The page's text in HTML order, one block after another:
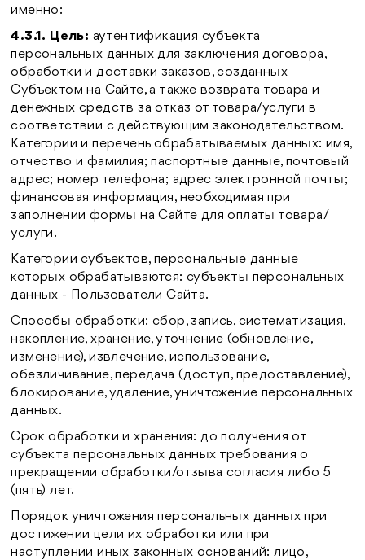
именно:
4.3.1. Цель: аутентификация субъекта
персональных данных для заключения договора,
обработки и доставки заказов, созданных
Субъектом на Сайте, а также возврата товара и
денежных средств за отказ от товара/услуги в
соответствии с действующим законодательством.
Категории и перечень обрабатываемых данных: имя,
отчество и фамилия; паспортные данные, почтовый
адрес; номер телефона; адрес электронной почты;
финансовая информация, необходимая при
заполнении формы на Сайте для оплаты товара/
услуги.
Категории субъектов, персональные данные
которых обрабатываются: субъекты персональных
данных - Пользователи Сайта.
Способы обработки: сбор, запись, систематизация,
накопление, хранение, уточнение (обновление,
изменение), извлечение, использование,
обезличивание, передача (доступ, предоставление),
блокирование, удаление, уничтожение персональных
данных.
Срок обработки и хранения: до получения от
субъекта персональных данных требования о
прекращении обработки/отзыва согласия либо 5
(пять) лет.
Порядок уничтожения персональных данных при
достижении цели их обработки или при
наступлении иных законных оснований: лицо,